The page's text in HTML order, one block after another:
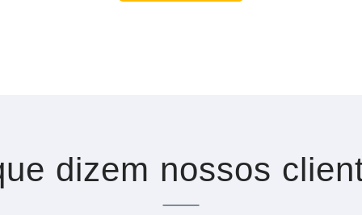
dizem nossos